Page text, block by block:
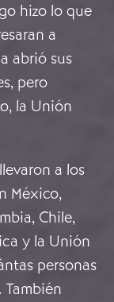
hizo lo que
a
abrió sus
pero
la Unión
a los
México,
Chile,
y la Unión
personas